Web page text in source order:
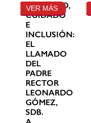
GRATITUD,
CUIDADO
E
INCLUSIÓN:
EL
LLAMADO
DEL
PADRE
RECTOR
LEONARDO
GÓMEZ,
SDB.
VER MÁS